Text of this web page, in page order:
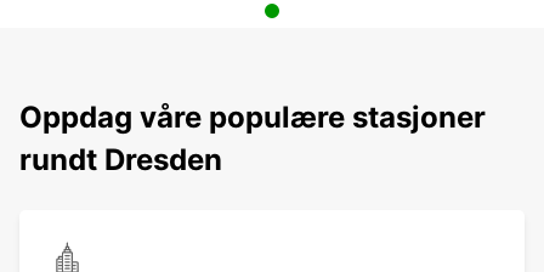
Oppdag våre populære stasjoner
rundt Dresden